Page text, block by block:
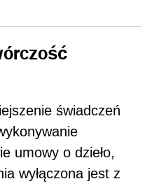
świadczeń
umowy o dzieło,
wyłączona jest z